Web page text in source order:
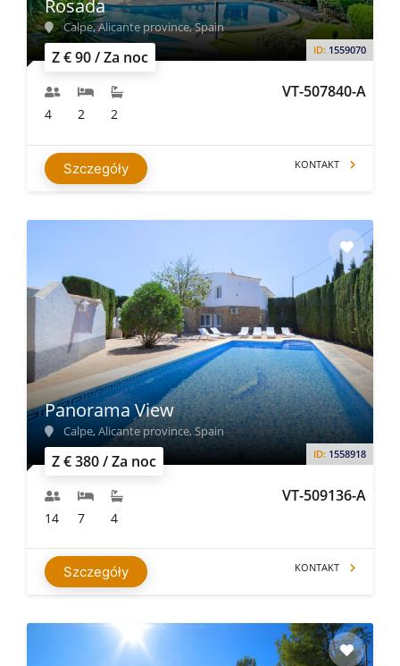
Z € 90 / Za noc ID: 1559070
VT-507840-A
Rosada
Calpe, Alicante province, Spain
4 2 2
Szczegóły KONTAKT
Z € 380 / Za noc ID: 1558918
VT-509136-A
Panorama View
Calpe, Alicante province, Spain
14 7 4
Szczegóły KONTAKT